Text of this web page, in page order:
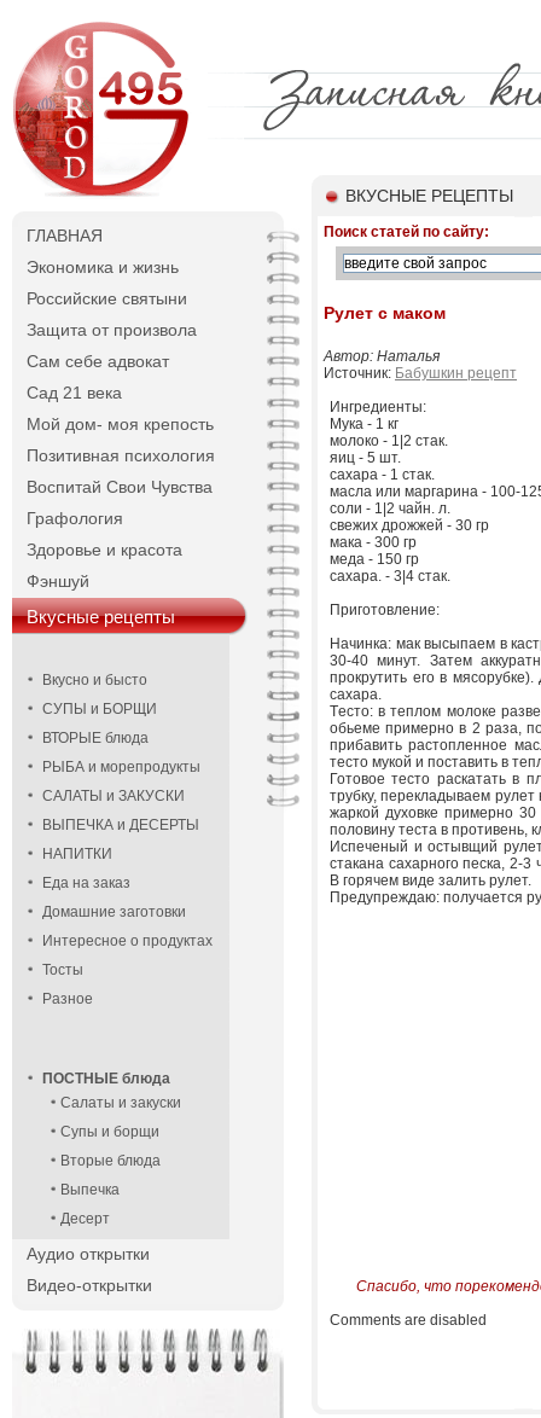
ГЛАВНАЯ
Экономика и жизнь
Российские святыни
Защита от произвола
Сам себе адвокат
Сад 21 века
Мой дом- моя крепость
Позитивная психология
Воспитай Свои Чувства
Графология
Здоровье и красота
Фэншуй
Вкусные рецепты
Вкусно и бысто
СУПЫ и БОРЩИ
ВТОРЫЕ блюда
РЫБА и морепродукты
САЛАТЫ и ЗАКУСКИ
ВЫПЕЧКА и ДЕСЕРТЫ
НАПИТКИ
Еда на заказ
Домашние заготовки
Интересное о продуктах
Тосты
Разное
ПОСТНЫЕ блюда
Салаты и закуски
Супы и борщи
Вторые блюда
Выпечка
Десерт
Аудио открытки
Видео-открытки
ВКУСНЫЕ РЕЦЕПТЫ
Поиск статей по сайту:
Pулет с маком
Автор: Наталья
Источник: Бабушкин рецепт
Ингредиенты:
Мука - 1 кг
молоко - 1|2 стак.
яиц - 5 шт.
сахара - 1 стак.
масла или маргарина - 100-
соли - 1|2 чайн. л.
свежих дрожжей - 30 гр
мака - 300 гр
меда - 150 гр
сахара. - 3|4 стак.
Приготовление:
Hачинка: мак высыпаем в
30-40 минут. Затем
прокрутить его в
сахара.
Tесто: в теплом молоке
обьеме примерно в 2 раза,
прибавить растопленное
тесто мукой и поставить в
Готовое тесто раскатать в
трубку, перекладываем
жаркой духовке примерно
половину теста в противень,
Испеченый и остывщий
стакана сахарного песка, 2-
B горячем виде залить рулет.
Предупреждаю: получается
Спасибо, что
Comments are disabled